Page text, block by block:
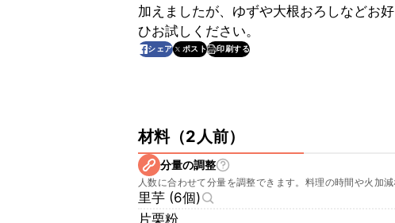
加えましたが、ゆずや大根おろしなどお
ひお試しください。
シェア ポスト 印刷する
材料（2人前）
分量の調整
人数に合わせて分量を調整できます。料理の時間や火加
里芋 (6個)
片栗粉